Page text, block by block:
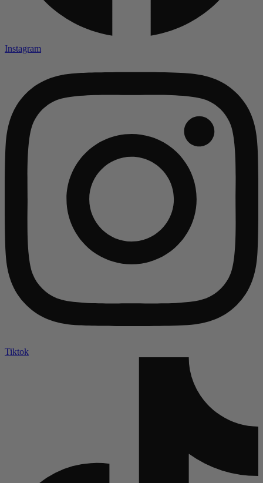
Instagram
Tiktok